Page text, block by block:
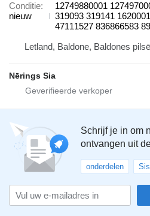
Conditie
nieuw
12749880001
319093 319141
47111527 836866583
Letland, Baldone, Baldones
Nērings Sia
Schrijf je in om
ontvangen uit
onderdelen